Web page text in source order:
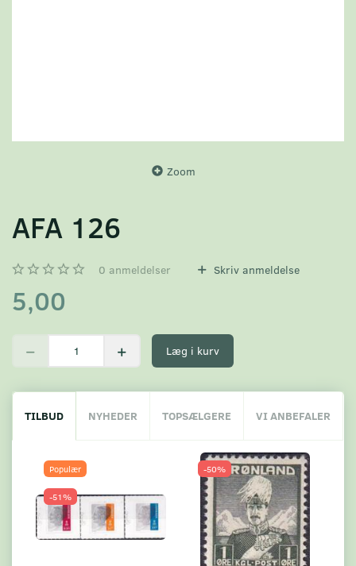
Zoom
AFA 126
0 anmeldelser Skriv anmeldelse
5,00
Læg i kurv
TILBUD NYHEDER TOPSÆLGERE VI ANBEFALER
Populær
-51%
-50%